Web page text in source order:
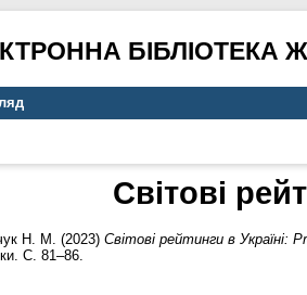
БІБЛІОТЕКА
Світові
Н. М. (2023) Світові рейтинги в Україні:
С. 81–86.